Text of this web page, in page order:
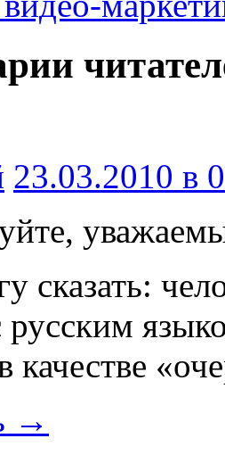
23.03.2010 в
сказать:
русским
качестве
→